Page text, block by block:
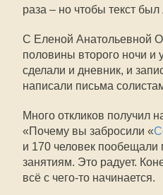
раза – но чтобы текст
С Еленой Анатольевной
половины второго ночи и
сделали и дневник, и
написали письма
Много откликов получил
«Почему вы забросили «
и 170 человек пообещали
занятиям. Это радует.
всё с чего-то начинается.